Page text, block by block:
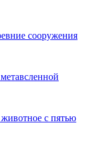
сооружения
с пятью